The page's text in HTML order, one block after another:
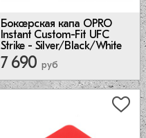
Боксерская капа OPRO
Instant Custom-Fit UFC
Strike - Silver/Black/White
7 690 руб